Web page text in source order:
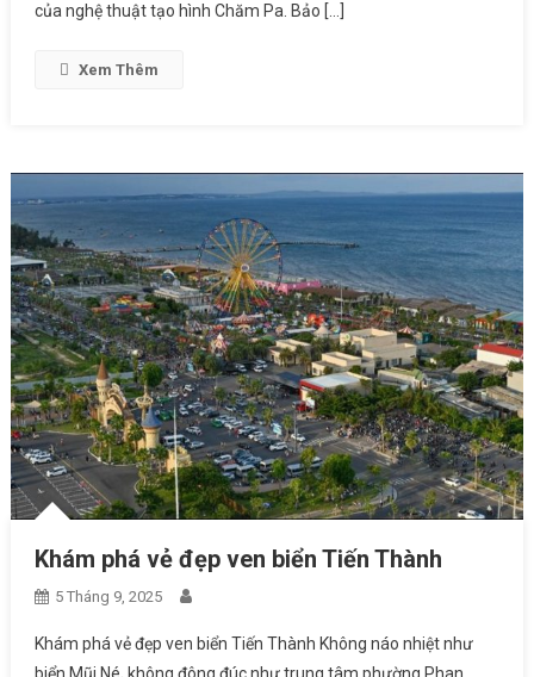
của nghệ thuật tạo hình Chăm Pa. Bảo […]
Xem Thêm
Khám phá vẻ đẹp ven biển Tiến Thành
5 Tháng 9, 2025
Khám phá vẻ đẹp ven biển Tiến Thành Không náo nhiệt như